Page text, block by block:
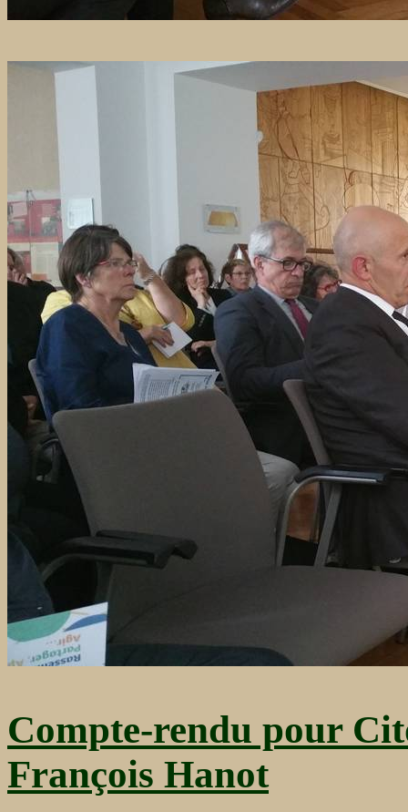
Compte-rendu pour
François Hanot